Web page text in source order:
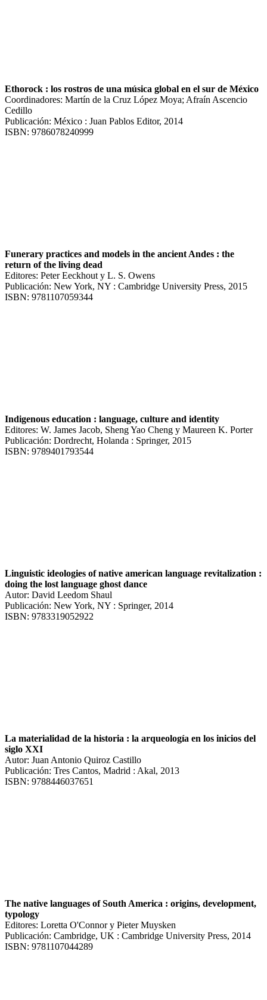
Ethorock : los rostros de una música global en el sur de México
Coordinadores: Martín de la Cruz López Moya; Afraín Ascencio
Cedillo
Publicación: México : Juan Pablos Editor, 2014
ISBN: 9786078240999
Funerary practices and models in the ancient Andes : the
return of the living dead
Editores: Peter Eeckhout y L. S. Owens
Publicación: New York, NY : Cambridge University Press, 2015
ISBN: 9781107059344
Indigenous education : language, culture and identity
Editores: W. James Jacob, Sheng Yao Cheng y Maureen K. Porter
Publicación: Dordrecht, Holanda : Springer, 2015
ISBN: 9789401793544
Linguistic ideologies of native american language revitalization :
doing the lost language ghost dance
Autor: David Leedom Shaul
Publicación: New York, NY : Springer, 2014
ISBN: 9783319052922
La materialidad de la historia : la arqueología en los inicios del
siglo XXI
Autor: Juan Antonio Quiroz Castillo
Publicación: Tres Cantos, Madrid : Akal, 2013
ISBN: 9788446037651
The native languages of South America : origins, development,
typology
Editores: Loretta O'Connor y Pieter Muysken
Publicación: Cambridge, UK : Cambridge University Press, 2014
ISBN: 9781107044289